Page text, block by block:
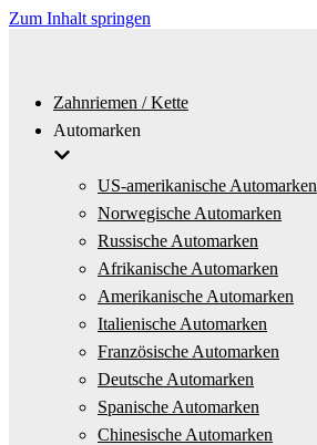
Zum Inhalt springen
Zahnriemen / Kette
Automarken
US-amerikanische Automarken
Norwegische Automarken
Russische Automarken
Afrikanische Automarken
Amerikanische Automarken
Italienische Automarken
Französische Automarken
Deutsche Automarken
Spanische Automarken
Chinesische Automarken